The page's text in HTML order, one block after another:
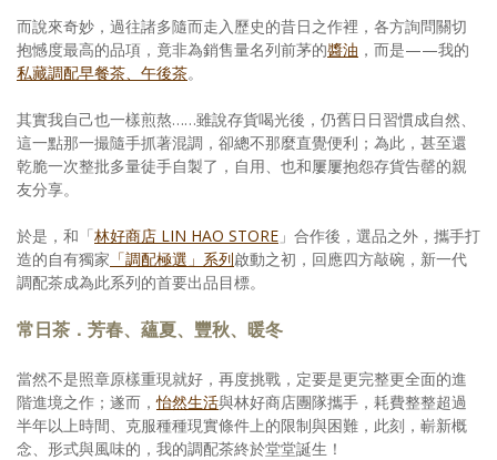
活動實況記錄
合作與代言
訂閱電子報
而說來奇妙，過往諸多隨而走入歷史的昔日之作裡，各方詢問關切
抱憾度最高的品項，竟非為銷售量名列前茅的醬油 ，而是——我的
私藏調配早餐茶、午後茶。
其實我自己也一樣煎熬……雖說存貨喝光後，仍舊日日習慣成自然、
這一點那一撮隨手抓著混調，卻總不那麼直覺便利；為此，甚至還
乾脆一次整批多量徒手自製了，自用、也和屢屢抱怨存貨告罄的親
友分享。
於是，和「林好商店 LIN HAO STORE 」合作後，選品之外，攜手打
造的自有獨家 「調配極選」系列啟動之初，回應四方敲碗，新一代
調配茶成為此系列的首要出品目標。
常日茶．芳春、蘊夏、豐秋、暖冬
當然不是照章原樣重現就好，再度挑戰，定要是更完整更全面的進
階進境之作；遂而，怡然生活與林好商店團隊攜手，耗費整整超過
半年以上時間、克服種種現實條件上的限制與困難，此刻，嶄新概
念、形式與風味的，我的調配茶終於堂堂誕生！